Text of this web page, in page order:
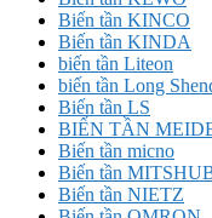
Biến tần KINCO
Biến tần KINDA
biến tần Liteon
biến tần Long
Biến tần LS
BIẾN TẦN
Biến tần micno
Biến tần
Biến tần NIETZ